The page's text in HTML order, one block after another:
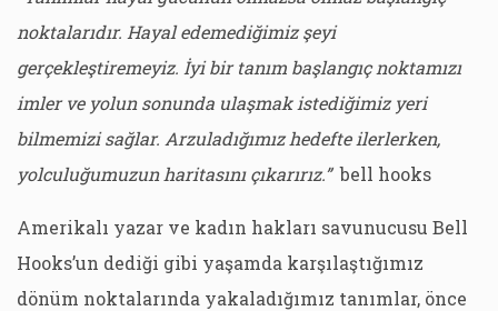
noktalarıdır. Hayal edemediğimiz şeyi
gerçekleştiremeyiz. İyi bir tanım başlangıç noktamızı
imler ve yolun sonunda ulaşmak istediğimiz yeri
bilmemizi sağlar. Arzuladığımız hedefte ilerlerken,
yolculuğumuzun haritasını çıkarırız.”bell hooks
Amerikalı yazar ve kadın hakları savunucusu Bell
Hooks’un dediği gibi yaşamda karşılaştığımız
dönüm noktalarında yakaladığımız tanımlar, önce